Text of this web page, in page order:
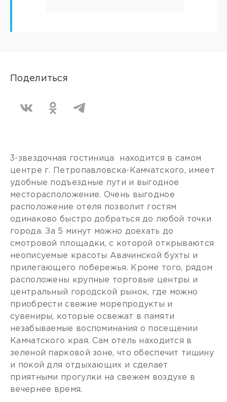
Поделиться
3-звездочная гостиница находится в самом
центре г. Петропавловска-Камчатского, имеет
удобные подъездные пути и выгодное
месторасположение. Очень выгодное
расположение отеля позволит гостям
одинаково быстро добраться до любой точки
города. За 5 минут можно доехать до
смотровой площадки, с которой открываются
неописуемые красоты Авачинской бухты и
прилегающего побережья. Кроме того, рядом
расположены крупные торговые центры и
центральный городской рынок, где можно
приобрести свежие морепродукты и
сувениры, которые освежат в памяти
незабываемые воспоминания о посещении
Камчатского края. Сам отель находится в
зеленой парковой зоне, что обеспечит тишину
и покой для отдыхающих и сделает
приятными прогулки на свежем воздухе в
вечернее время.